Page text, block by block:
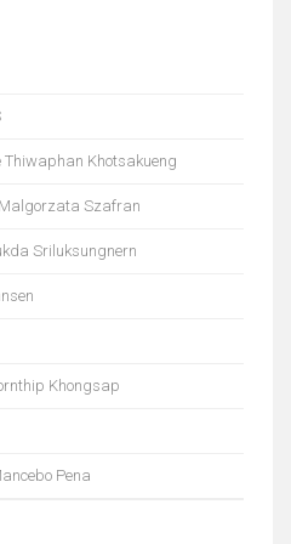
Khotsakueng
Szafran
Sriluksungnern
Khongsap
Pena